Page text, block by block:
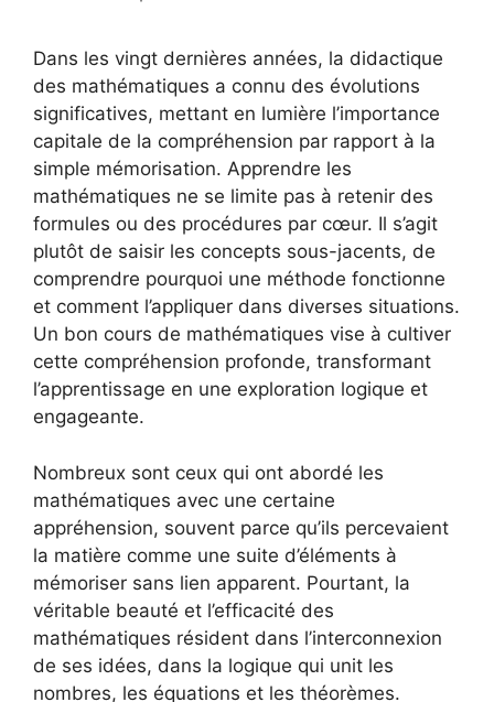
Dans les vingt dernières années, la didactique
des mathématiques a connu des évolutions
significatives, mettant en lumière l’importance
capitale de la compréhension par rapport à la
simple mémorisation. Apprendre les
mathématiques ne se limite pas à retenir des
formules ou des procédures par cœur. Il s’agit
plutôt de saisir les concepts sous-jacents, de
comprendre pourquoi une méthode fonctionne
et comment l’appliquer dans diverses situations.
Un bon cours de mathématiques vise à cultiver
cette compréhension profonde, transformant
l’apprentissage en une exploration logique et
engageante.
Nombreux sont ceux qui ont abordé les
mathématiques avec une certaine
appréhension, souvent parce qu’ils percevaient
la matière comme une suite d’éléments à
mémoriser sans lien apparent. Pourtant, la
véritable beauté et l’efficacité des
mathématiques résident dans l’interconnexion
de ses idées, dans la logique qui unit les
nombres, les équations et les théorèmes.